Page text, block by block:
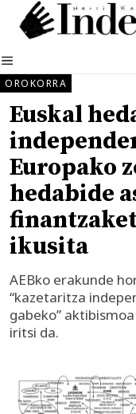
Edukira
salto
MENUA
OROKORRA
Euskal
Europako
hedabide
ikusita
AEBko erakunde
“kazetaritza
gabeko”
iritsi da.